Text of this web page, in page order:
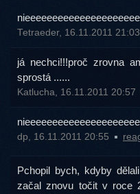
Tetraeder, 16.11.2011 21:03
já nechci!!!proč zrovna
sprostá ......
Katlucha, 16.11.2011 20:57
dp, 16.11.2011 20:55
Pchopil bych, kdyby
začal znovu točit v roce